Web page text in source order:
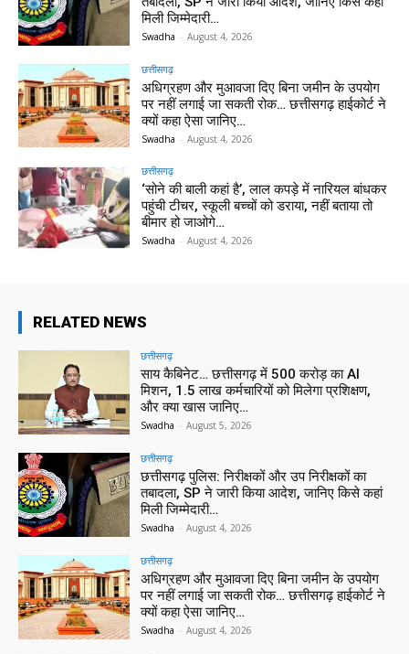
मिली जिम्मेदारी…
Swadha - August 4, 2026
छत्तीसगढ़
अधिग्रहण और मुआवजा दिए बिना जमीन के उपयोग
पर नहीं लगाई जा सकती रोक… छत्तीसगढ़ हाईकोर्ट ने
क्यों कहा ऐसा जानिए…
Swadha - August 4, 2026
छत्तीसगढ़
‘सोने की बाली कहां है’, लाल कपड़े में नारियल बांधकर
पहुंची टीचर, स्कूली बच्चों को डराया, नहीं बताया तो
बीमार हो जाओगे…
Swadha - August 4, 2026
RELATED NEWS
छत्तीसगढ़
साय कैबिनेट… छत्तीसगढ़ में 500 करोड़ का AI
मिशन, 1.5 लाख कर्मचारियों को मिलेगा प्रशिक्षण,
और क्या खास जानिए…
Swadha - August 5, 2026
छत्तीसगढ़
छत्तीसगढ़ पुलिस: निरीक्षकों और उप निरीक्षकों का
तबादला, SP ने जारी किया आदेश, जानिए किसे कहां
मिली जिम्मेदारी…
Swadha - August 4, 2026
छत्तीसगढ़
अधिग्रहण और मुआवजा दिए बिना जमीन के उपयोग
पर नहीं लगाई जा सकती रोक… छत्तीसगढ़ हाईकोर्ट ने
क्यों कहा ऐसा जानिए…
Swadha - August 4, 2026